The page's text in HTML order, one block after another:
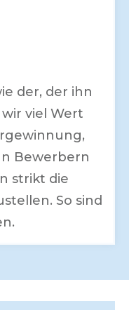
der, der ihn
viel Wert
Bewerbern
strikt die
So sind